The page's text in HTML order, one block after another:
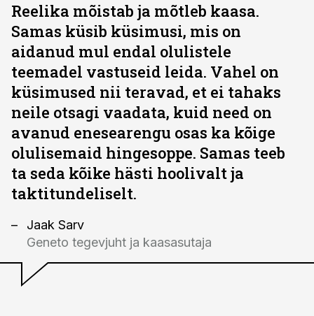
Reelika mõistab ja mõtleb kaasa.
Samas küsib küsimusi, mis on
aidanud mul endal olulistele
teemadel vastuseid leida. Vahel on
küsimused nii teravad, et ei tahaks
neile otsagi vaadata, kuid need on
avanud enesearengu osas ka kõige
olulisemaid hingesoppe. Samas teeb
ta seda kõike hästi hoolivalt ja
taktitundeliselt.
Jaak Sarv
Geneto tegevjuht ja kaasasutaja